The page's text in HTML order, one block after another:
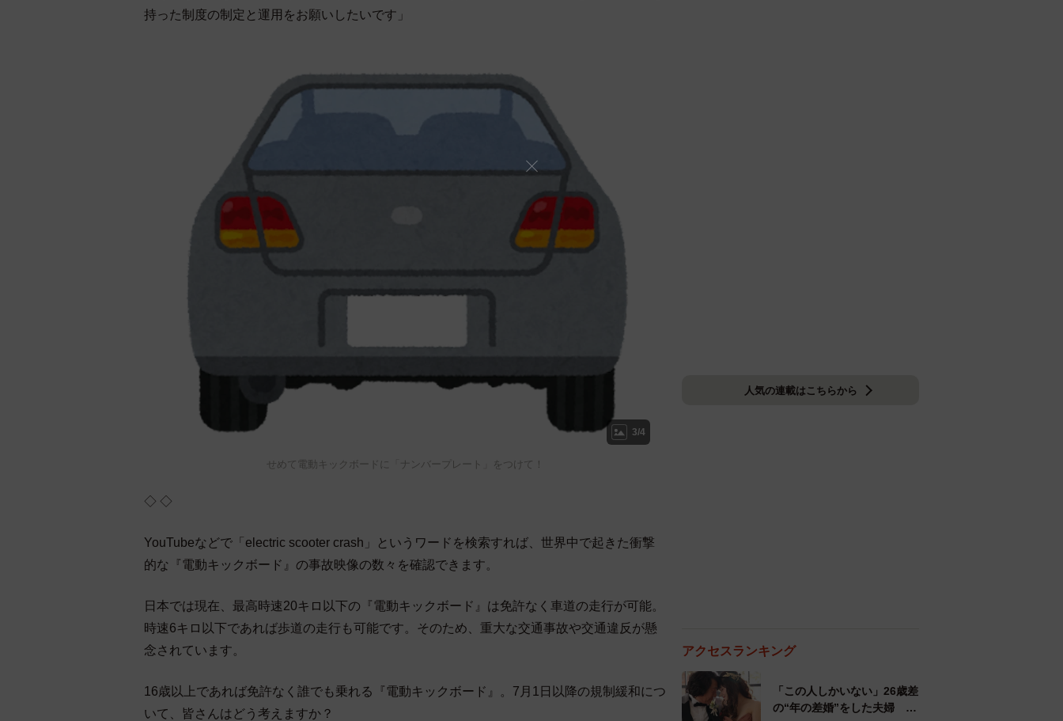
持った制度の制定と運用をお願いしたいです」
3/4
せめて電動キックボードに「ナンバープレート」をつけて！
◇ ◇
YouTubeなどで「electric scooter crash」というワードを検索すれば、世界中で起きた衝撃
的な『電動キックボード』の事故映像の数々を確認できます。
日本では現在、最高時速20キロ以下の『電動キックボード』は免許なく車道の走行が可能。
時速6キロ以下であれば歩道の走行も可能です。そのため、重大な交通事故や交通違反が懸
念されています。
16歳以上であれば免許なく誰でも乗れる『電動キックボード』。7月1日以降の規制緩和につ
いて、皆さんはどう考えますか？
人気の連載はこちらから
アクセスランキング
「この人しかいない」26歳差
の“年の差婚”をした夫婦 出